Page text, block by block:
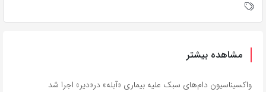
مشاهده بیشتر
واکسیناسیون دام‌های سبک علیه بیماری «آبله» در«دیر» اجرا شد